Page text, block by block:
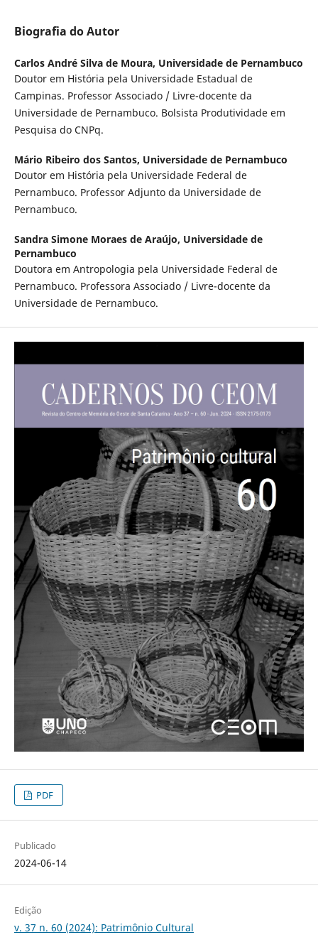
Biografia do Autor
Carlos André Silva de Moura, Universidade de Pernambuco
Doutor em História pela Universidade Estadual de
Campinas. Professor Associado / Livre-docente da
Universidade de Pernambuco. Bolsista Produtividade em
Pesquisa do CNPq.
Mário Ribeiro dos Santos, Universidade de Pernambuco
Doutor em História pela Universidade Federal de
Pernambuco. Professor Adjunto da Universidade de
Pernambuco.
Sandra Simone Moraes de Araújo, Universidade de
Pernambuco
Doutora em Antropologia pela Universidade Federal de
Pernambuco. Professora Associado / Livre-docente da
Universidade de Pernambuco.
PDF
Publicado
2024-06-14
Edição
v. 37 n. 60 (2024): Patrimônio Cultural